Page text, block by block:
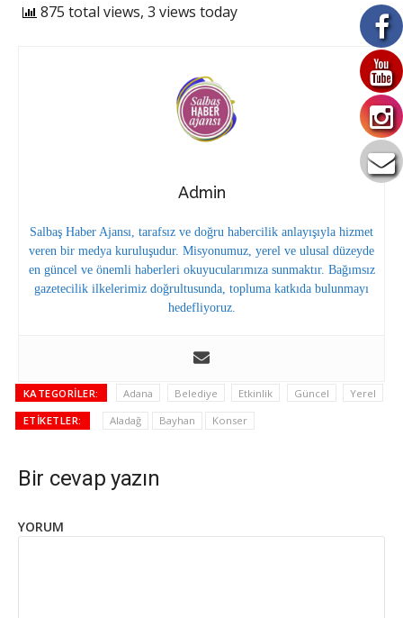
875 total views, 3 views today
Admin
Salbaş Haber Ajansı, tarafsız ve doğru habercilik anlayışıyla hizmet
veren bir medya kuruluşudur. Misyonumuz, yerel ve ulusal düzeyde
en güncel ve önemli haberleri okuyucularımıza sunmaktır. Bağımsız
gazetecilik ilkelerimiz doğrultusunda, topluma katkıda bulunmayı
hedefliyoruz.
KATEGORILER: Adana Belediye Etkinlik Güncel Yerel
ETIKETLER: Aladağ Bayhan Konser
Bir cevap yazın
YORUM